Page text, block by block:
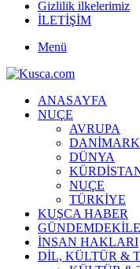
Gizlilik ilkelerimiz
İLETİŞİM
Menü
ANASAYFA
NUÇE
AVRUPA
DÜNYA
NUÇE
TÜRKİYE
KUŞCA HABER
İNSAN HAKLARI
DİL, KÜLTÜR &